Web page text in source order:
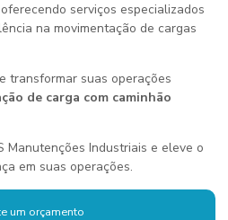
serviços especializados
na movimentação de cargas
transformar suas operações
de carga com caminhão
Manutenções Industriais e eleve o
em suas operações.
um orçamento